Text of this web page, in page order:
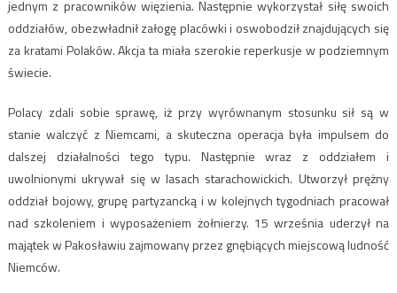
jednym z pracowników więzienia. Następnie wykorzystał siłę swoich
oddziałów, obezwładnił załogę placówki i oswobodził znajdujących się
za kratami Polaków. Akcja ta miała szerokie reperkusje w podziemnym
świecie.
Polacy zdali sobie sprawę, iż przy wyrównanym stosunku sił są w
stanie walczyć z Niemcami, a skuteczna operacja była impulsem do
dalszej działalności tego typu. Następnie wraz z oddziałem i
uwolnionymi ukrywał się w lasach starachowickich. Utworzył prężny
oddział bojowy, grupę partyzancką i w kolejnych tygodniach pracował
nad szkoleniem i wyposażeniem żołnierzy. 15 września uderzył na
majątek w Pakosławiu zajmowany przez gnębiących miejscową ludność
Niemców.